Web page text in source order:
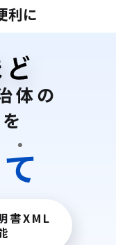
利に
体の
て
書XML